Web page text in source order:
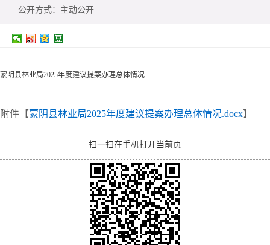
公开方式： 主动公开
蒙阴县林业局2025年度建议提案办理总体情况
附件【蒙阴县林业局2025年度建议提案办理总体情况.docx】
扫一扫在手机打开当前页